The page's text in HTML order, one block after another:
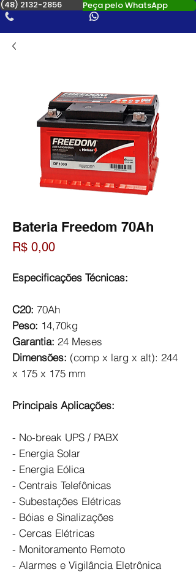
(48) 2132-2856 Peça pelo WhatsApp
Bateria Freedom 70Ah
R$ 0,00Preço
Especificações Técnicas:
C20: 70Ah
Peso: 14,70kg
Garantia: 24 Meses
Dimensões: (comp x larg x alt): 244
x 175 x 175 mm
Principais Aplicações:
- No-break UPS / PABX
- Energia Solar
- Energia Eólica
- Centrais Telefônicas
- Subestações Elétricas
- Bóias e Sinalizações
- Cercas Elétricas
- Monitoramento Remoto
- Alarmes e Vigilância Eletrônica